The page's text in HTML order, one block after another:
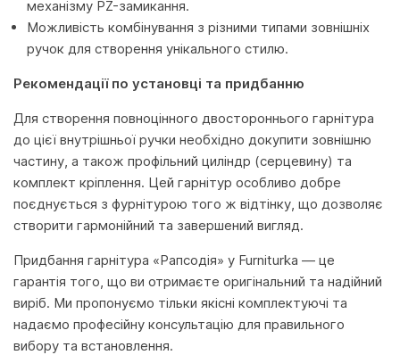
механізму PZ-замикання.
Можливість комбінування з різними типами зовнішніх
ручок для створення унікального стилю.
Рекомендації по установці та придбанню
Для створення повноцінного двостороннього гарнітура
до цієї внутрішньої ручки необхідно докупити зовнішню
частину, а також профільний циліндр (серцевину) та
комплект кріплення. Цей гарнітур особливо добре
поєднується з фурнітурою того ж відтінку, що дозволяє
створити гармонійний та завершений вигляд.
Придбання гарнітура «Рапсодія» у Furniturka — це
гарантія того, що ви отримаєте оригінальний та надійний
виріб. Ми пропонуємо тільки якісні комплектуючі та
надаємо професійну консультацію для правильного
вибору та встановлення.